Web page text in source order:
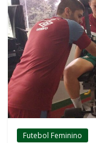
Futebol Feminino